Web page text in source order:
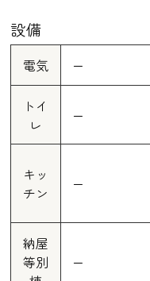
設備
電気 ー
トイ
レ
ー
キッ
チン
ー
納屋
等別
ー